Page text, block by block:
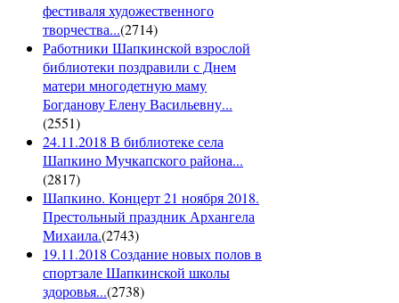
фестиваля художественного
творчества...(2714)
Работники Шапкинской взрослой
библиотеки поздравили с Днем
матери многодетную маму
Богданову Елену Васильевну...
(2551)
24.11.2018 В библиотеке села
Шапкино Мучкапского района...
(2817)
Шапкино. Концерт 21 ноября 2018.
Престольный праздник Архангела
Михаила.(2743)
19.11.2018 Создание новых полов в
спортзале Шапкинской школы
здоровья...(2738)